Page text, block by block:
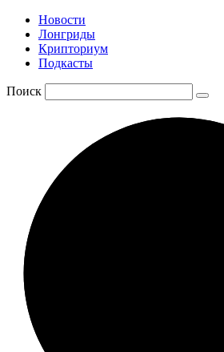
Новости
Лонгриды
Крипториум
Подкасты
Поиск